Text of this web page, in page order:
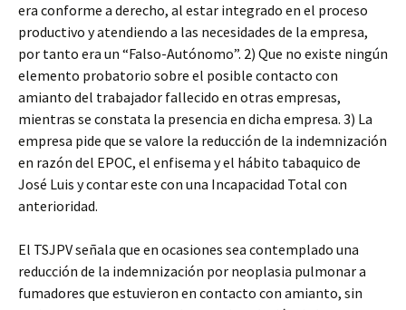
era conforme a derecho, al estar integrado en el proceso
productivo y atendiendo a las necesidades de la empresa,
por tanto era un “Falso-Autónomo”. 2) Que no existe ningún
elemento probatorio sobre el posible contacto con
amianto del trabajador fallecido en otras empresas,
mientras se constata la presencia en dicha empresa. 3) La
empresa pide que se valore la reducción de la indemnización
en razón del EPOC, el enfisema y el hábito tabaquico de
José Luis y contar este con una Incapacidad Total con
anterioridad.
El TSJPV señala que en ocasiones sea contemplado una
reducción de la indemnización por neoplasia pulmonar a
fumadores que estuvieron en contacto con amianto, sin